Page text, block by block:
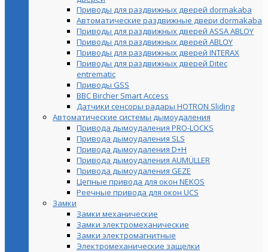
Приводы для раздвижных дверей dormakaba
Автоматические раздвижные двери dormakaba
Приводы для раздвижных дверей ASSA ABLOY
Приводы для раздвижных дверей ABLOY
Приводы для раздвижных дверей INTERAX
Приводы для раздвижных дверей Ditec
entrematic
Приводы GSS
BBC Bircher Smart Access
Датчики сенсоры радары HOTRON Sliding
Автоматические системы дымоудаления
Привода дымоудаления PRO-LOCKS
Привода дымоудаления SLS
Привода дымоудаления D+H
Привода дымоудаления AUMÜLLER
Привода дымоудаления GEZE
Цепные привода для окон NEKOS
Реечные привода для окон UСS
Замки
Замки механические
Замки электромеханические
Замки электромагнитные
Электромеханические защелки